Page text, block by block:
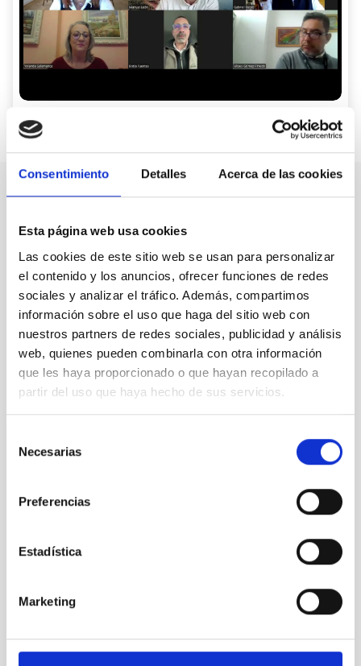
Consentimiento Detalles Acerca de las cookies
Esta página web usa cookies
Las cookies de este sitio web se usan para personalizar
el contenido y los anuncios, ofrecer funciones de redes
sociales y analizar el tráfico. Además, compartimos
información sobre el uso que haga del sitio web con
nuestros partners de redes sociales, publicidad y análisis
web, quienes pueden combinarla con otra información
que les haya proporcionado o que hayan recopilado a
partir del uso que haya hecho de sus servicios.
Necesarias
Preferencias
Estadística
Marketing
‘Adicción, ¿un tema de salud mental?’
Nuestro canal de Youtube
Todas las jornadas CEDDD, el podcast ‘El Rincón
Social’ y mucho más en formato audiovisual a un
solo clic.
Suscribirme
Suscríbete a la newsletter
CEDDD
relevante del sector social en un solo clic.
LAS PERSONAS CON DISCAPACIDAD Y DEPENDENCIA
(CEDDD), con la finalidad de gestionar su suscripción y